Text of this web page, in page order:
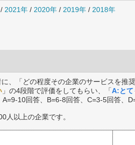
/ 2021年 / 2020年 / 2019年 / 2018年
、「どの程度その企業のサービスを推
」の4段階で評価をしてもらい、「A:とて
10回答、B=6-8回答、C=3-5回答、
人以上の企業です。